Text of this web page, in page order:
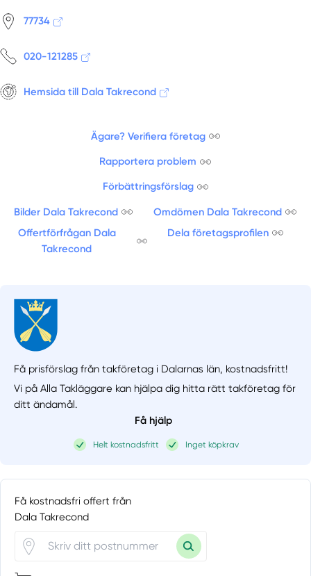
77734
020-121285
Hemsida till Dala Takrecond
Ägare? Verifiera företag
Rapportera problem
Förbättringsförslag
Bilder Dala Takrecond
Omdömen Dala Takrecond
Offertförfrågan Dala
Takrecond
Dela företagsprofilen
Få prisförslag från takföretag i Dalarnas län, kostnadsfritt!
Vi på Alla Takläggare kan hjälpa dig hitta rätt takföretag för
ditt ändamål.
Få hjälp
Helt kostnadsfritt Inget köpkrav
Få kostnadsfri offert från
Dala Takrecond